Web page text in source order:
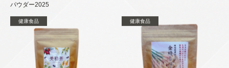
パウダー2025
健康食品 健康食品